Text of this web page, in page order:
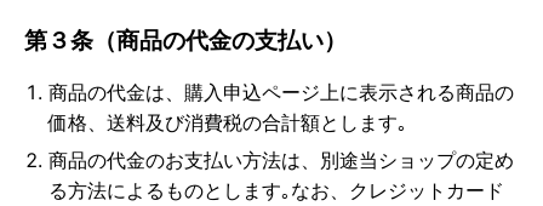
第３条（商品の代金の支払い）
商品の代金は、購入申込ページ上に表示される商品の
価格、送料及び消費税の合計額とします｡
商品の代金のお支払い方法は、別途当ショップの定め
る方法によるものとします｡なお、クレジットカード